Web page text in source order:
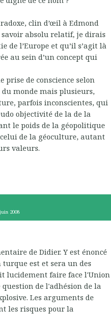
clin d’œil à Edmond
savoir absolu relatif, je dirais
de l’Europe et qu’il s’agit là
au sein d’un concept qui
prise de conscience selon
monde mais plusieurs,
parfois inconscientes, qui
objectivité de la de la
le poids de la géopolitique
de la géoculture, autant
valeurs.
juin 2008
de Didier. Y est énoncé
est et sera un des
lucidement faire face l'Union
question de l'adhésion de la
Les arguments de
les risques pour la